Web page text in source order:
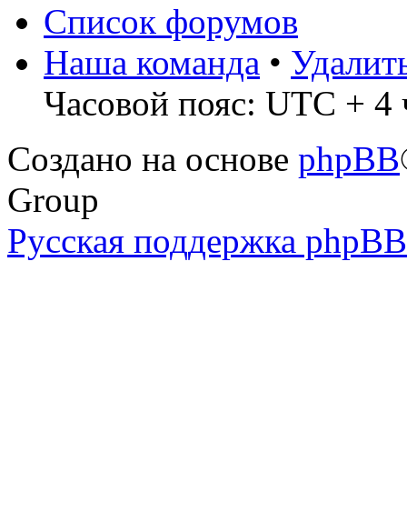
Список форумов
Наша команда •
Часовой пояс: UTC + 4
Создано на основе phpBB
Group
Русская поддержка phpBB